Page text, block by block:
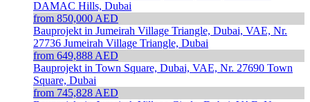
DAMAC Hills, Dubai
from 850,000 AED
Bauprojekt in Jumeirah Village Triangle, Dubai, VAE, Nr.
27736 Jumeirah Village Triangle, Dubai
from 649,888 AED
Bauprojekt in Town Square, Dubai, VAE, Nr. 27690 Town
Square, Dubai
from 745,828 AED